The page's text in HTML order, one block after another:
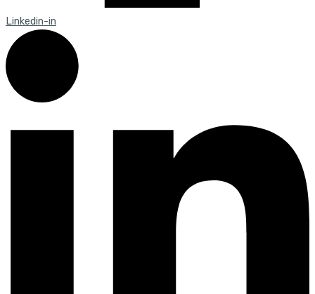
Linkedin-in